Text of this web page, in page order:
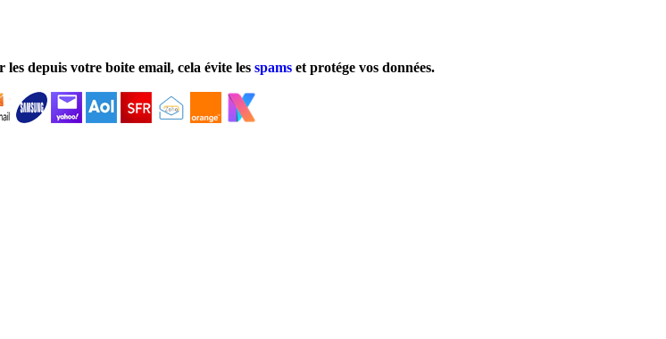
depuis votre boite email, cela évite les spamset protége vos données.